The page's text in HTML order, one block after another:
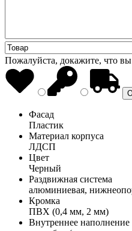
Пожалуйста, докажите, что
Фасад
Пластик
Материал корпуса
ЛДСП
Цвет
Черный
Раздвижная система
алюминиевая,
Кромка
ПВХ (0,4 мм, 2 мм)
Внутреннее наполнение